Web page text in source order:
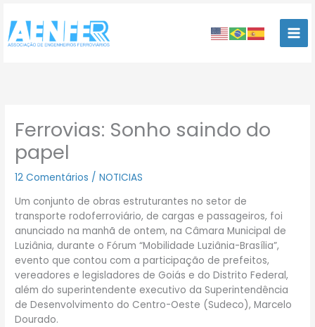
para
conteúdo
Ferrovias: Sonho saindo do
papel
12 Comentários /NOTICIAS
Um conjunto de obras estruturantes no setor de
transporte rodoferroviário, de cargas e passageiros, foi
anunciado na manhã de ontem, na Câmara Municipal de
Luziânia, durante o Fórum “Mobilidade Luziânia-Brasília”,
evento que contou com a participação de prefeitos,
vereadores e legisladores de Goiás e do Distrito Federal,
além do superintendente executivo da Superintendência
de Desenvolvimento do Centro-Oeste (Sudeco), Marcelo
Dourado.